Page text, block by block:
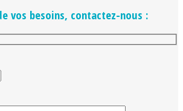
vos besoins, contactez-nous :